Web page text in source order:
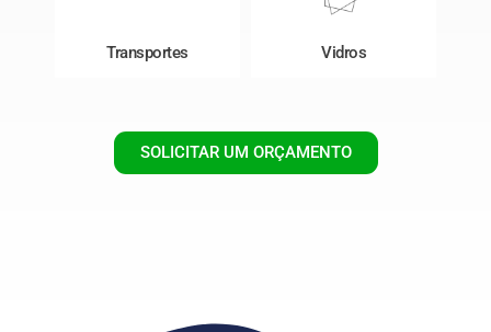
Transportes Vidros
SOLICITAR UM ORÇAMENTO